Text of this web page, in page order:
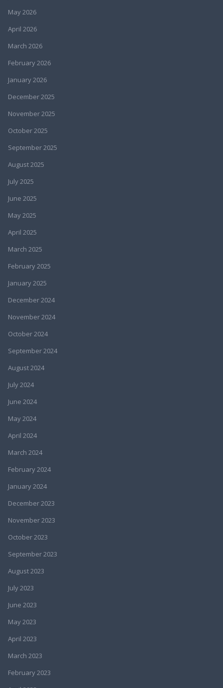
May 2026
April 2026
March 2026
February 2026
January 2026
December 2025
November 2025
October 2025
September 2025
August 2025
July 2025
June 2025
May 2025
April 2025
March 2025
February 2025
January 2025
December 2024
November 2024
October 2024
September 2024
August 2024
July 2024
June 2024
May 2024
April 2024
March 2024
February 2024
January 2024
December 2023
November 2023
October 2023
September 2023
August 2023
July 2023
June 2023
May 2023
April 2023
March 2023
February 2023